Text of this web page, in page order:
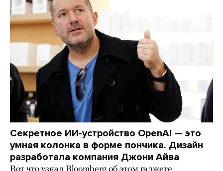
Секретное ИИ-устройство OpenAI — это
умная колонка в форме пончика. Дизайн
разработала компания Джони Айва